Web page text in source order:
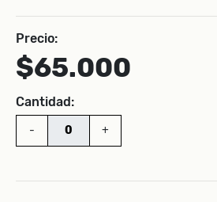
Precio:
$65.000
Cantidad:
- +